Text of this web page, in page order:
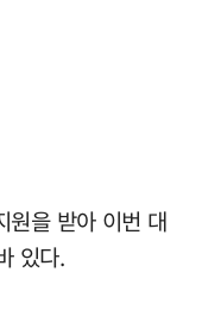
원을 받아 이번 대
있다.